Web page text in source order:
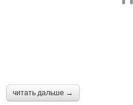
читать дальше →